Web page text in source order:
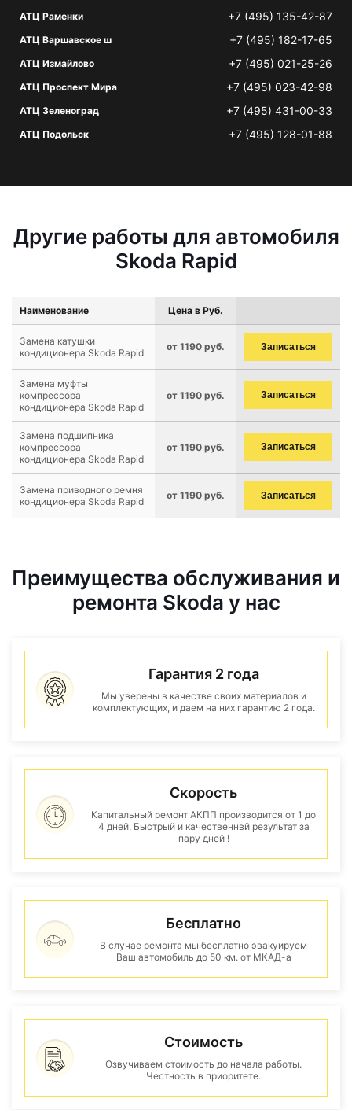
АТЦ Раменки +7 (495) 135-42-87
АТЦ Варшавское ш +7 (495) 182-17-65
АТЦ Измайлово +7 (495) 021-25-26
АТЦ Проспект Мира +7 (495) 023-42-98
АТЦ Зеленоград +7 (495) 431-00-33
АТЦ Подольск +7 (495) 128-01-88
Другие работы для автомобиля
Skoda Rapid
Наименование Цена в Руб.
Замена катушки
кондиционера Skoda Rapid
от 1190 руб. Записаться
Замена муфты
компрессора
кондиционера Skoda Rapid
от 1190 руб. Записаться
Замена подшипника
компрессора
кондиционера Skoda Rapid
от 1190 руб. Записаться
Замена приводного ремня
кондиционера Skoda Rapid
от 1190 руб. Записаться
Преимущества обслуживания и
ремонта Skoda у нас
Гарантия 2 года
Мы уверены в качестве своих материалов и
комплектующих, и даем на них гарантию 2 года.
Скорость
Капитальный ремонт АКПП производится от 1 до
4 дней. Быстрый и качественнвй результат за
пару дней !
Бесплатно
В случае ремонта мы бесплатно эвакуируем
Ваш автомобиль до 50 км. от МКАД-а
Стоимость
Озвучиваем стоимость до начала работы.
Честность в приоритете.